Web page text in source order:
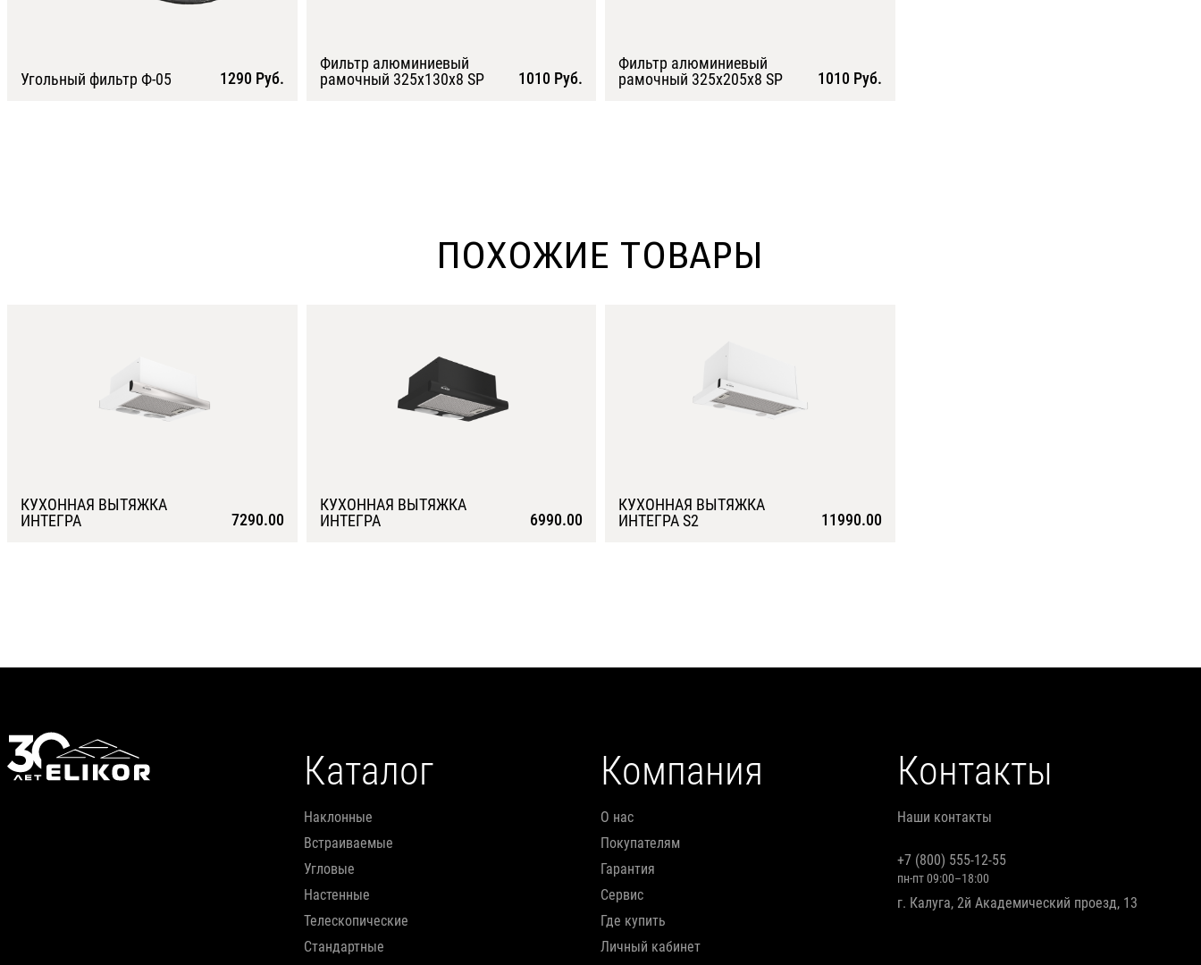
Угольный фильтр Ф-05 1290 Руб.
Фильтр алюминиевый
рамочный 325х130х8 SP
1010 Руб.
Фильтр алюминиевый
рамочный 325х205х8 SP
1010 Руб.
ПОХОЖИЕ ТОВАРЫ
КУХОННАЯ ВЫТЯЖКА
ИНТЕГРА
7290.00
КУХОННАЯ ВЫТЯЖКА
ИНТЕГРА
6990.00
КУХОННАЯ ВЫТЯЖКА
ИНТЕГРА S2
11990.00
Каталог
наклонные
встраиваемые
угловые
настенные
телескопические
стандартные
Компания
О нас
Покупателям
Гарантия
Сервис
Где купить
Личный кабинет
Контакты
Наши контакты
+7 (800) 555-12-55
пн-пт 09:00–18:00
г. Калуга, 2й Академический проезд, 13